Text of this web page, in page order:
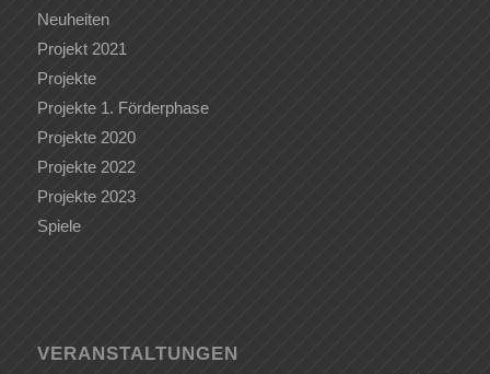
Neuheiten
Projekt 2021
Projekte
Projekte 1. Förderphase
Projekte 2020
Projekte 2022
Projekte 2023
Spiele
VERANSTALTUNGEN